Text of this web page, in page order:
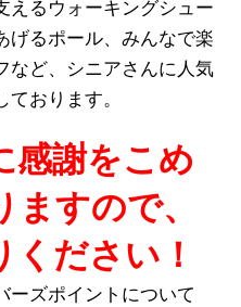
えるウォーキングシュー
げるポール、みんなで楽
など、シニアさんに人気
おります。
感謝をこめ
すので、
ださい！
ズポイントについて